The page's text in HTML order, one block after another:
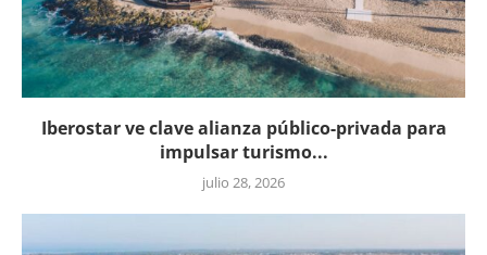
Iberostar ve clave alianza público-privada para
impulsar turismo...
julio 28, 2026